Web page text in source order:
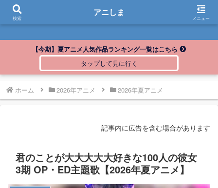
アニしま
【今期】夏アニメ人気作品ランキング一覧はこちら
ホーム 2026年アニメ 2026年夏アニメ
記事内に広告を含む場合があります
君のことが大大大大大好きな100人の彼女
3期 OP・ED主題歌【2026年夏アニメ】
検索
アニしま
メニュー